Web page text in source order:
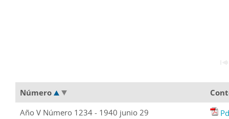
Número
Año V Número 1234 - 1940 junio 29